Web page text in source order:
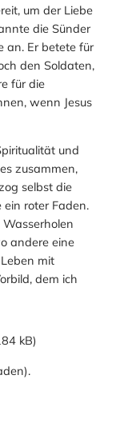
um der Liebe
die Sünder
an. Er betete für
den Soldaten,
für die
wenn Jesus
und
zusammen,
selbst die
roter Faden.
andere eine
mit
dem ich
kB)